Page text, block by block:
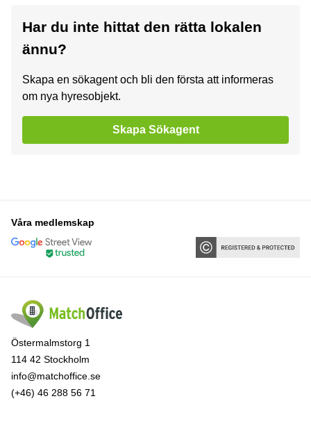
Har du inte hittat den rätta lokalen
ännu?
Skapa en sökagent och bli den första att informeras
om nya hyresobjekt.
Skapa Sökagent
Våra medlemskap
Östermalmstorg 1
114 42 Stockholm
info@matchoffice.se
(+46) 46 288 56 71